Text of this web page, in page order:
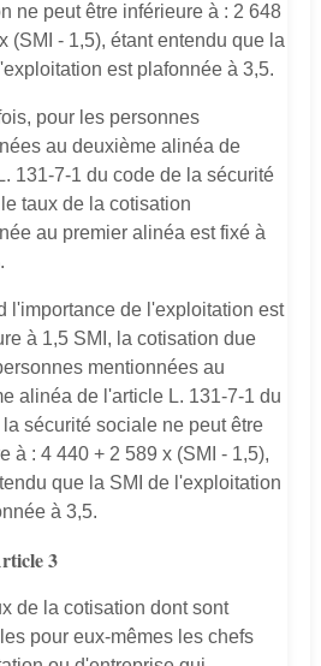
ne peut être inférieure à : 2 648
(SMI - 1,5), étant entendu que la
est plafonnée à 3,5.
pour les personnes
au deuxième alinéa de
131-7-1 du code de la sécurité
taux de la cotisation
au premier alinéa est fixé à
l'importance de l'exploitation est
à 1,5 SMI, la cotisation due
mentionnées au
alinéa de l'article L. 131-7-1 du
sécurité sociale ne peut être
à : 4 440 + 2 589 x (SMI - 1,5),
que la SMI de l'exploitation
à 3,5.
3
de la cotisation dont sont
pour eux-mêmes les chefs